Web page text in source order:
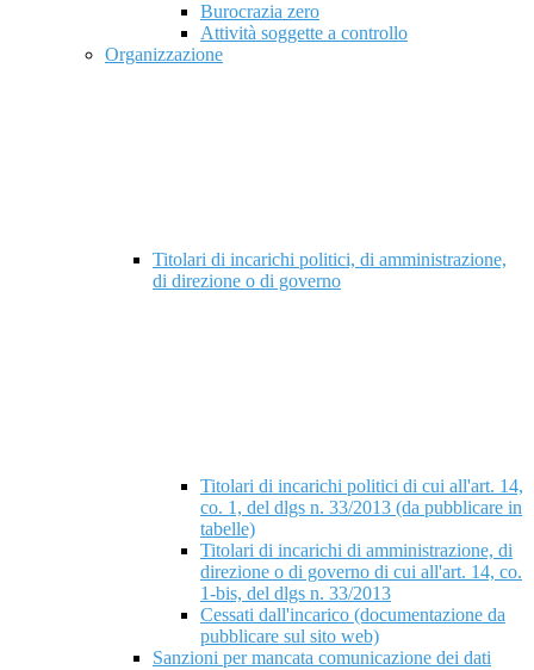
Burocrazia zero
Attività soggette a controllo
Organizzazione
Titolari di incarichi politici, di amministrazione,
di direzione o di governo
Titolari di incarichi politici di cui all'art. 14,
co. 1, del dlgs n. 33/2013 (da pubblicare in
tabelle)
Titolari di incarichi di amministrazione, di
direzione o di governo di cui all'art. 14, co.
1-bis, del dlgs n. 33/2013
Cessati dall'incarico (documentazione da
pubblicare sul sito web)
Sanzioni per mancata comunicazione dei dati